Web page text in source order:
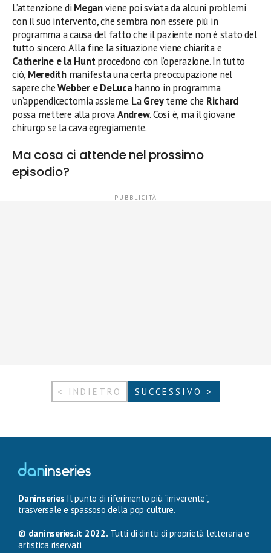
L’attenzione di Meganviene poi sviata da alcuni problemi
con il suo intervento, che sembra non essere più in
programma a causa del fatto che il paziente non è stato del
tutto sincero. Alla fine la situazione viene chiarita e
Catherine e la Huntprocedono con l’operazione. In tutto
ciò, Meredithmanifesta una certa preoccupazione nel
sapere cheWebber e DeLucahanno in programma
un’appendicectomia assieme. LaGreyteme che Richard
possa mettere alla provaAndrew. Così è, ma il giovane
chirurgo se la cava egregiamente.
Ma cosa ci attende nel prossimo
episodio?
< INDIETRO SUCCESSIVO >
Daninseries Il punto di riferimento più "irriverente",
trasversale e spassoso della pop culture.
© daninseries.it 2022. Tutti di diritti di proprietà letteraria e
artistica riservati.